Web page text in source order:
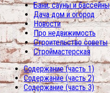
Бани, сауны и бассейны
Дача дом и огород
Новости
Про недвижимость
Строительство советы
Строймастерская
Содержание (часть 1)
Содержание (часть 2)
Содержание (часть 3)